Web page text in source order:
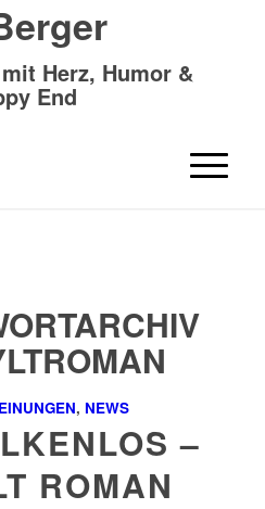
Herz, Humor &
End
, NEWS
–
ROMAN